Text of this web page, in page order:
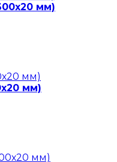
мм)
мм)